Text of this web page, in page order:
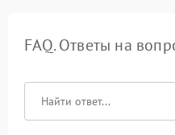
FAQ. Ответы на